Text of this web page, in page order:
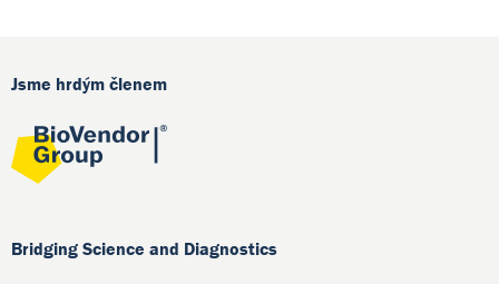
Jsme hrdým členem
Bridging Science and Diagnostics